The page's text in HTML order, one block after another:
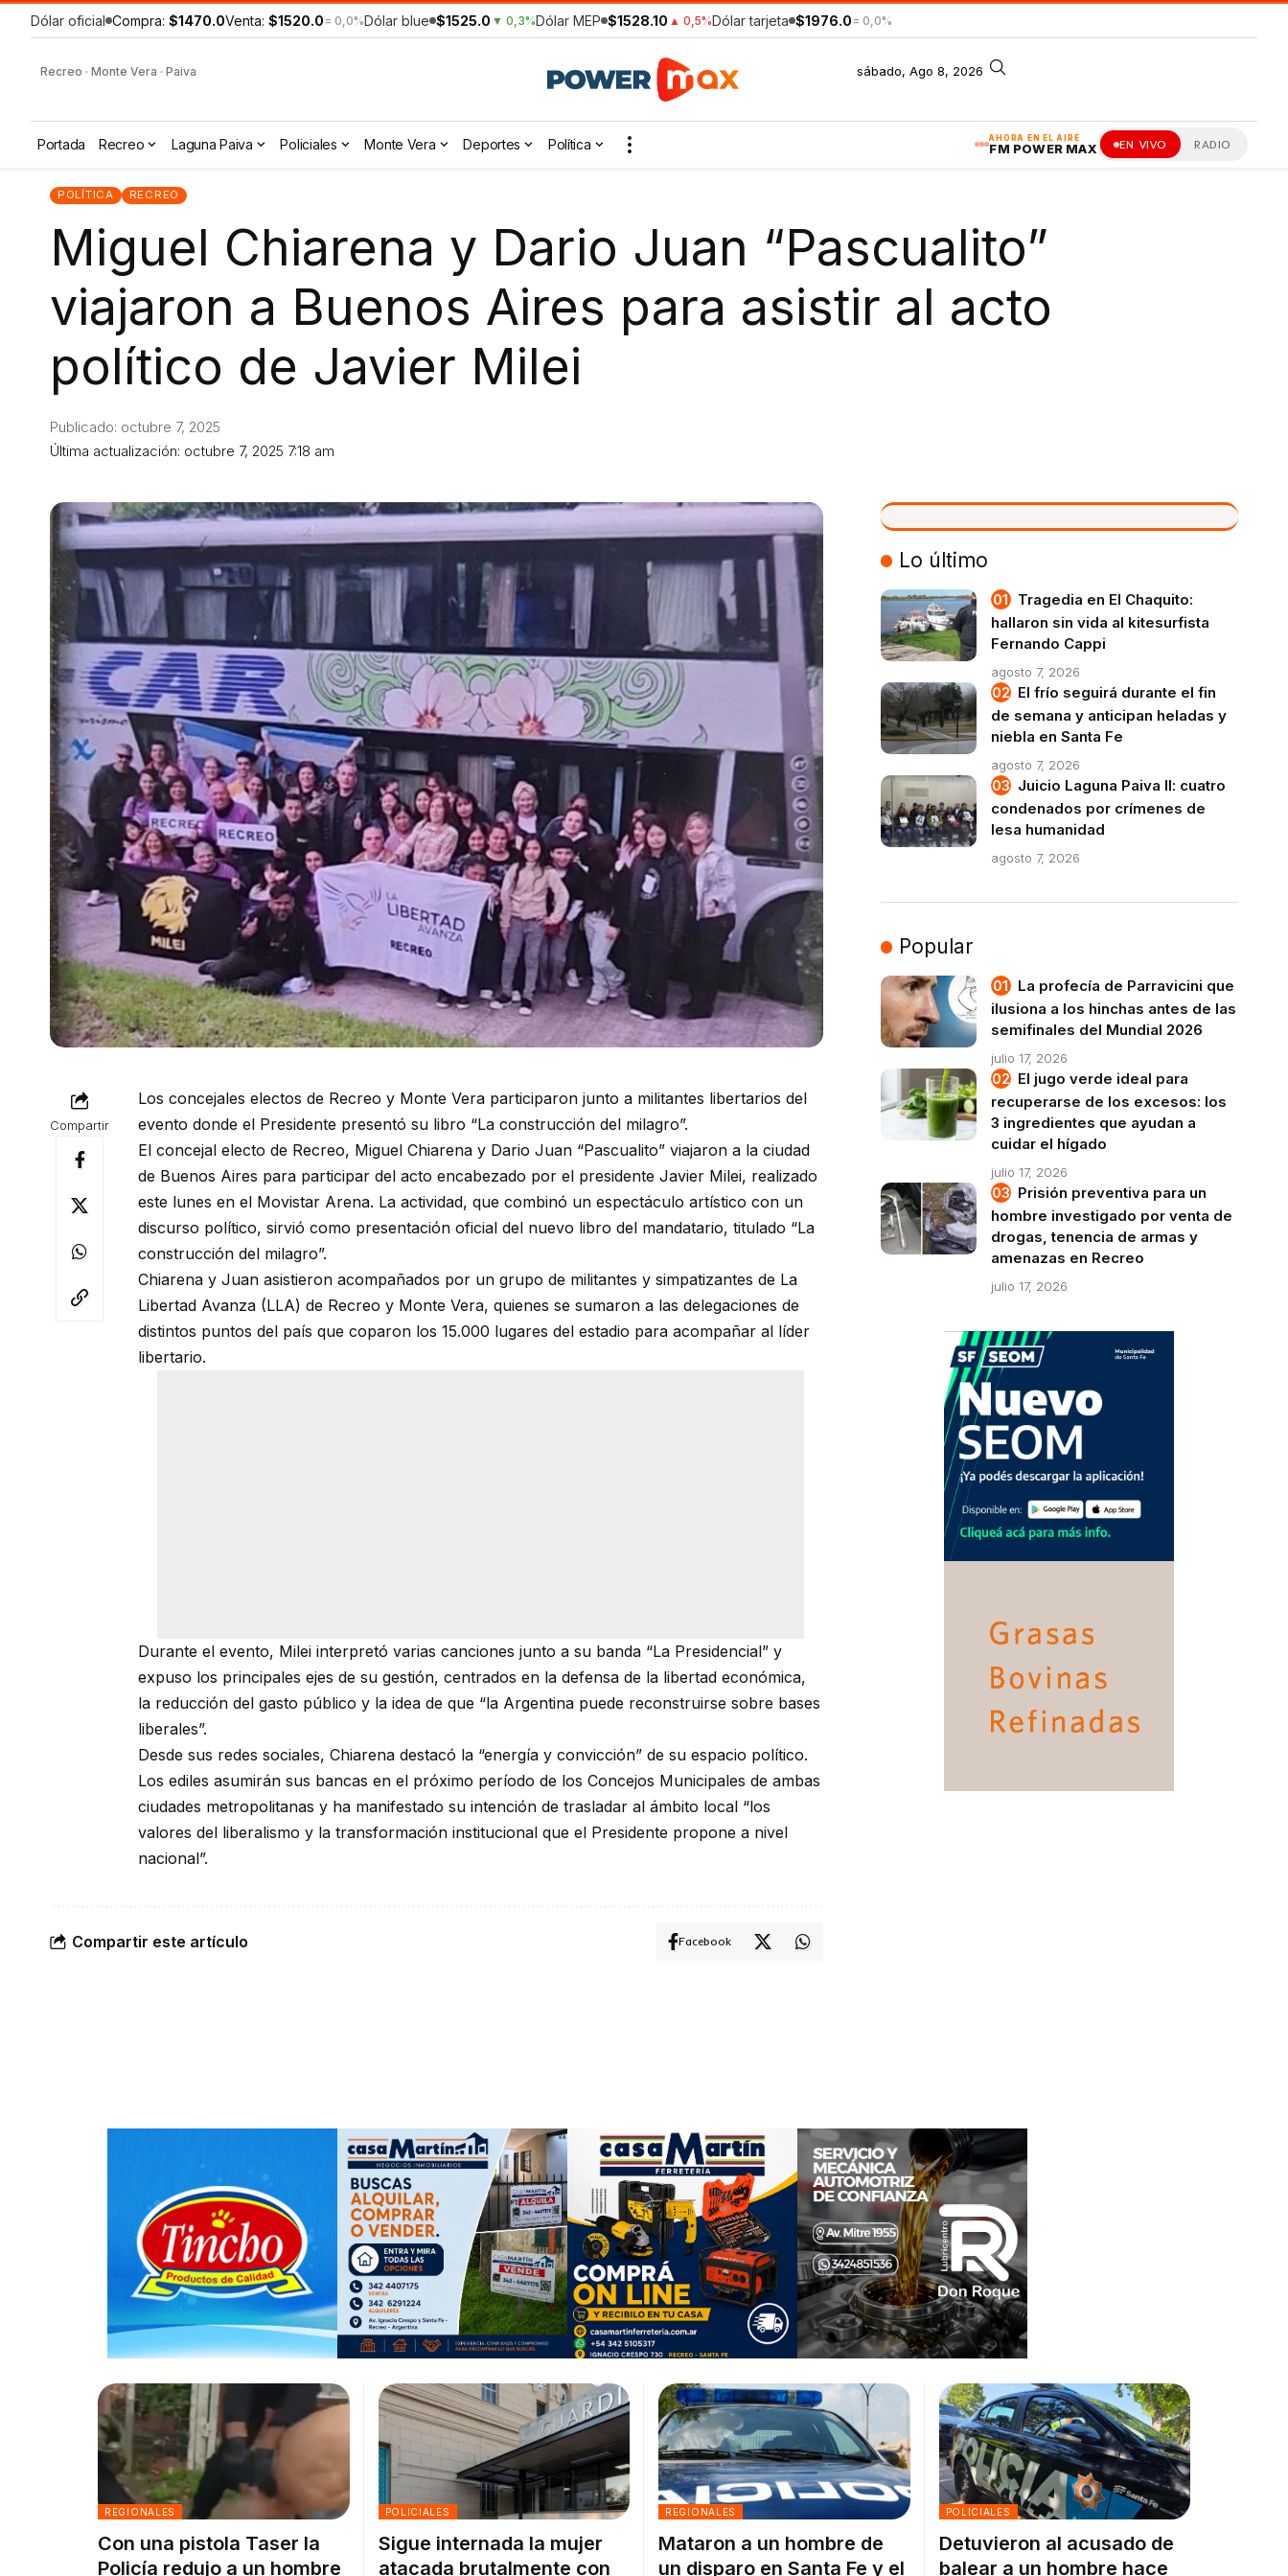
Dólar oficial Compra: $1470.0Venta: $1520.0 = 0,0%Dólar blue $1525.0 ▼ 0,3%Dólar MEP $1528.10 ▲ 0,5%Dólar tarjeta $1976.0 = 0,0%
Recreo · Monte Vera · Paiva sábado, Ago 8, 2026
AHORA EN EL AIRE
FM POWER MAX EN VIVO RADIO
Portada Recreo Laguna Paiva Policiales Monte Vera Deportes Política
POLÍTICA RECREO
Miguel Chiarena y Dario Juan “Pascualito”
viajaron a Buenos Aires para asistir al acto
político de Javier Milei
Última actualización: octubre 7, 2025 7:18 am
Publicado: octubre 7, 2025
Compartir
Los concejales electos de Recreo y Monte Vera participaron junto a militantes libertarios del
evento donde el Presidente presentó su libro “La construcción del milagro”.
El concejal electo de Recreo, Miguel Chiarena y Dario Juan “Pascualito” viajaron a la ciudad
de Buenos Aires para participar del acto encabezado por el presidente Javier Milei, realizado
este lunes en el Movistar Arena. La actividad, que combinó un espectáculo artístico con un
discurso político, sirvió como presentación oficial del nuevo libro del mandatario, titulado “La
construcción del milagro”.
Chiarena y Juan asistieron acompañados por un grupo de militantes y simpatizantes de La
Libertad Avanza (LLA) de Recreo y Monte Vera, quienes se sumaron a las delegaciones de
distintos puntos del país que coparon los 15.000 lugares del estadio para acompañar al líder
libertario.
Durante el evento, Milei interpretó varias canciones junto a su banda “La Presidencial” y
expuso los principales ejes de su gestión, centrados en la defensa de la libertad económica,
la reducción del gasto público y la idea de que “la Argentina puede reconstruirse sobre bases
liberales”.
Desde sus redes sociales, Chiarena destacó la “energía y convicción” de su espacio político.
Los ediles asumirán sus bancas en el próximo período de los Concejos Municipales de ambas
ciudades metropolitanas y ha manifestado su intención de trasladar al ámbito local “los
valores del liberalismo y la transformación institucional que el Presidente propone a nivel
nacional”.
Compartir este artículo Facebook
VIVO
Lo último
Tragedia en El Chaquito:
hallaron sin vida al kitesurfista
Fernando Cappi
agosto 7, 2026
El frío seguirá durante el fin
de semana y anticipan heladas y
niebla en Santa Fe
agosto 7, 2026
Juicio Laguna Paiva II: cuatro
condenados por crímenes de
lesa humanidad
agosto 7, 2026
Popular
La profecía de Parravicini que
ilusiona a los hinchas antes de las
semifinales del Mundial 2026
julio 17, 2026
El jugo verde ideal para
recuperarse de los excesos: los
3 ingredientes que ayudan a
cuidar el hígado
julio 17, 2026
Prisión preventiva para un
hombre investigado por venta de
drogas, tenencia de armas y
amenazas en Recreo
julio 17, 2026
REGIONALES
Con una pistola Taser la
Policía redujo a un hombre
POLICIALES
Sigue internada la mujer
atacada brutalmente con
REGIONALES
Mataron a un hombre de
un disparo en Santa Fe y el
POLICIALES
Detuvieron al acusado de
balear a un hombre hace